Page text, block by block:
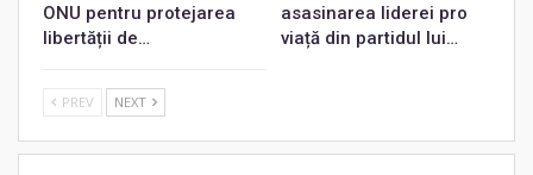
ONU pentru protejarea
libertății de…
asasinarea liderei pro
viață din partidul lui…
PREV NEXT